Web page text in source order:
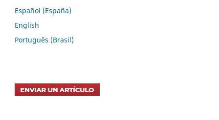
Español (España)
English
Português (Brasil)